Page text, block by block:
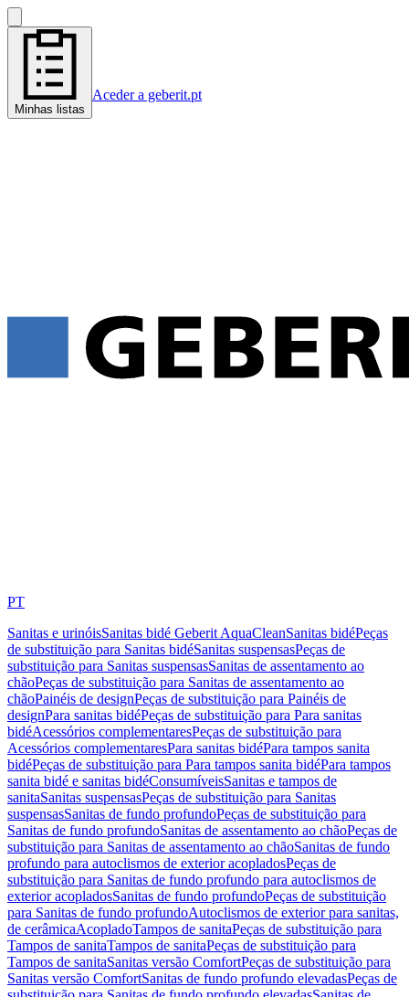
Minhas listas
Aceder a geberit.pt
PT
Sanitas e urinóisSanitas bidé Geberit AquaCleanSanitas bidéPeças
de substituição para Sanitas bidéSanitas suspensasPeças de
substituição para Sanitas suspensasSanitas de assentamento ao
chãoPeças de substituição para Sanitas de assentamento ao
chãoPainéis de designPeças de substituição para Painéis de
designPara sanitas bidéPeças de substituição para Para sanitas
bidéAcessórios complementaresPeças de substituição para
Acessórios complementaresPara sanitas bidéPara tampos sanita
bidéPeças de substituição para Para tampos sanita bidéPara tampos
sanita bidé e sanitas bidéConsumíveisSanitas e tampos de
sanitaSanitas suspensasPeças de substituição para Sanitas
suspensasSanitas de fundo profundoPeças de substituição para
Sanitas de fundo profundoSanitas de assentamento ao chãoPeças de
substituição para Sanitas de assentamento ao chãoSanitas de fundo
profundo para autoclismos de exterior acopladosPeças de
substituição para Sanitas de fundo profundo para autoclismos de
exterior acopladosSanitas de fundo profundoPeças de substituição
para Sanitas de fundo profundoAutoclismos de exterior para sanitas,
de cerâmicaAcopladoTampos de sanitaPeças de substituição para
Tampos de sanitaTampos de sanitaPeças de substituição para
Tampos de sanitaSanitas versão ComfortPeças de substituição para
Sanitas versão ComfortSanitas de fundo profundo elevadasPeças de